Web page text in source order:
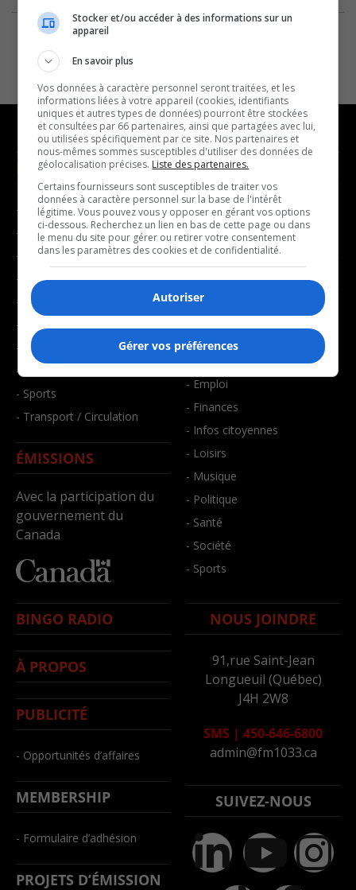
NOUVELLES
- Affaires municipales
- Communauté / Social
- Culture
- Économie
- Éducation
- Environnement
- Faits divers
- Santé et bien-être
- Sports
- Transport / Circulation
ÉMISSIONS
Avec la participation du
gouvernement du
Canada
MUSIQUE
- Décompte franco
- Joué récemment
BALADOS
- Affaires
- Art de vivre
- Bien-être
- Emploi
- Finances
- Infos citoyennes
- Loisirs
- Musique
- Politique
- Santé
- Société
- Sports
BINGO RADIO
À PROPOS
PUBLICITÉ
- Opportunités d’affaires
MEMBERSHIP
- Formulaire d’adhésion
PROJETS D’ÉMISSION
NOUS JOINDRE
91,rue Saint-Jean
Longueuil (Québec)
J4H 2W8
SMS | 450-646-6800
admin@fm1033.ca
SUIVEZ-NOUS
Stocker et/ou accéder à des informations sur un
appareil
En savoir plus
Vos données à caractère personnel seront traitées, et les
informations liées à votre appareil (cookies, identifiants
uniques et autres types de données) pourront être stockées
et consultées par 66 partenaires, ainsi que partagées avec lui,
ou utilisées spécifiquement par ce site. Nos partenaires et
nous-mêmes sommes susceptibles d'utiliser des données de
géolocalisation précises. Liste des partenaires.
Certains fournisseurs sont susceptibles de traiter vos
données à caractère personnel sur la base de l'intérêt
légitime. Vous pouvez vous y opposer en gérant vos options
ci-dessous. Recherchez un lien en bas de cette page ou dans
le menu du site pour gérer ou retirer votre consentement
dans les paramètres des cookies et de confidentialité.
Autoriser
Gérer vos préférences